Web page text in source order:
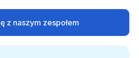
z naszym zespołem